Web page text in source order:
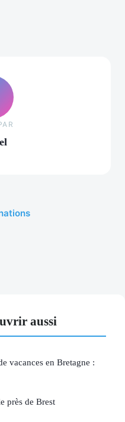
aussi
vacances en Bretagne :
près de Brest